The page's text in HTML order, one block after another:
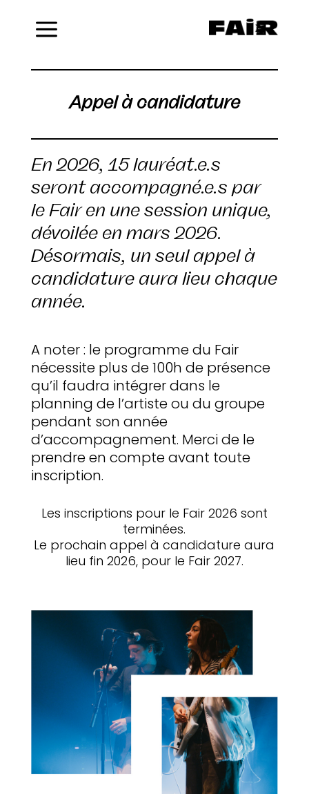
Appel à candidature
En 2026, 15 lauréat.e.s
seront accompagné.e.s par
le Fair en une session unique,
dévoilée en mars 2026.
Désormais, un seul appel à
candidature aura lieu chaque
année.
A noter : le programme du Fair
nécessite plus de 100h de présence
qu’il faudra intégrer dans le
planning de l’artiste ou du groupe
pendant son année
d’accompagnement. Merci de le
prendre en compte avant toute
inscription.
Les inscriptions pour le Fair 2026 sont
terminées.
Le prochain appel à candidature aura
lieu fin 2026, pour le Fair 2027.